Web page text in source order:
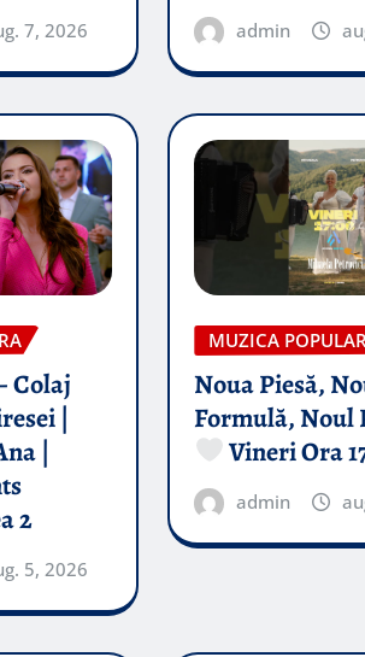
7, 2026 admin
Colaj
|
|
2
5, 2026
MUZICA
Noua Piesă,
Formulă, Noul
Vineri Ora
admin